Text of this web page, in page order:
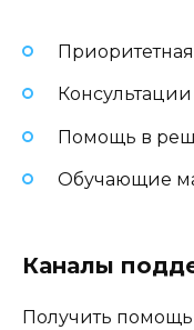
Помощь в
Обучающие
Каналы
Получить